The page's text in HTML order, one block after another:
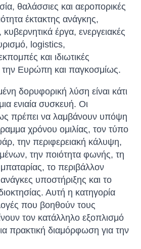
θαλάσσιες και αεροπορικές
έκτακτης ανάγκης,
κυβερνητικά έργα, ενεργειακές
logistics,
και ιδιωτικές
Ευρώπη και παγκοσμίως.
δορυφορική λύση είναι κάτι
ενιαία συσκευή. Οι
πρέπει να λαμβάνουν υπόψη
χρόνου ομιλίας, τον τύπο
την περιφερειακή κάλυψη,
την ποιότητα φωνής, τη
το περιβάλλον
υποστήριξης και το
Αυτή η κατηγορία
που βοηθούν τους
τον κατάλληλο εξοπλισμό
πρακτική διαμόρφωση για την